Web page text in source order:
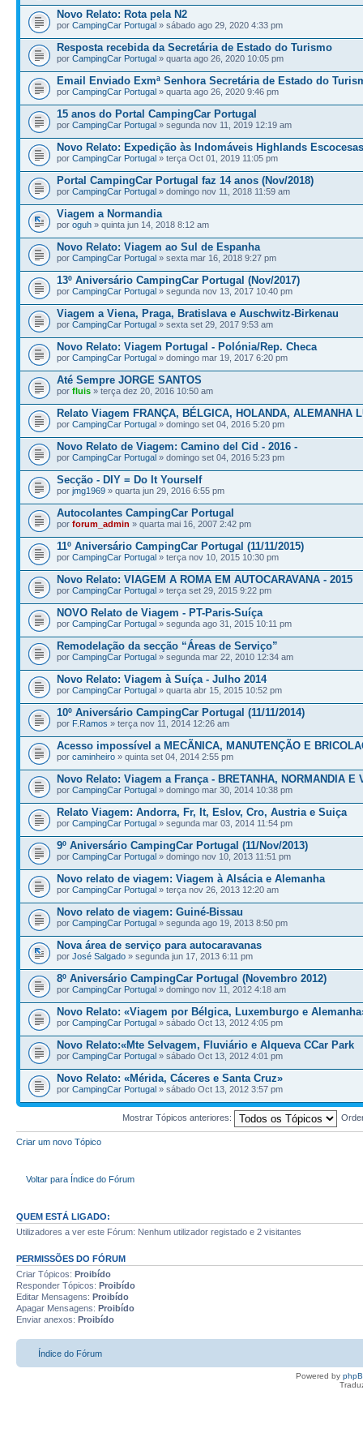
Novo Relato: Rota pela N2
por CampingCar Portugal » sábado ago 29, 2020 4:33 pm
Resposta recebida da Secretária de Estado do Turismo
por CampingCar Portugal » quarta ago 26, 2020 10:05 pm
Email Enviado Exmª Senhora Secretária de Estado do
por CampingCar Portugal » quarta ago 26, 2020 9:46 pm
15 anos do Portal CampingCar Portugal
por CampingCar Portugal » segunda nov 11, 2019 12:19 am
Novo Relato: Expedição às Indomáveis Highlands Escocesas
por CampingCar Portugal » terça Oct 01, 2019 11:05 pm
Portal CampingCar Portugal faz 14 anos (Nov/2018)
por CampingCar Portugal » domingo nov 11, 2018 11:59 am
Viagem a Normandia
por oguh » quinta jun 14, 2018 8:12 am
Novo Relato: Viagem ao Sul de Espanha
por CampingCar Portugal » sexta mar 16, 2018 9:27 pm
13º Aniversário CampingCar Portugal (Nov/2017)
por CampingCar Portugal » segunda nov 13, 2017 10:40 pm
Viagem a Viena, Praga, Bratislava e Auschwitz-Birkenau
por CampingCar Portugal » sexta set 29, 2017 9:53 am
Novo Relato: Viagem Portugal - Polónia/Rep. Checa
por CampingCar Portugal » domingo mar 19, 2017 6:20 pm
Até Sempre JORGE SANTOS
por fluis » terça dez 20, 2016 10:50 am
Relato Viagem FRANÇA, BÉLGICA, HOLANDA, ALEMANHA
por CampingCar Portugal » domingo set 04, 2016 5:20 pm
Novo Relato de Viagem: Camino del Cid - 2016 -
por CampingCar Portugal » domingo set 04, 2016 5:23 pm
Secção - DIY = Do It Yourself
por jmg1969 » quarta jun 29, 2016 6:55 pm
Autocolantes CampingCar Portugal
por forum_admin » quarta mai 16, 2007 2:42 pm
11º Aniversário CampingCar Portugal (11/11/2015)
por CampingCar Portugal » terça nov 10, 2015 10:30 pm
Novo Relato: VIAGEM A ROMA EM AUTOCARAVANA - 2015
por CampingCar Portugal » terça set 29, 2015 9:22 pm
NOVO Relato de Viagem - PT-Paris-Suíça
por CampingCar Portugal » segunda ago 31, 2015 10:11 pm
Remodelação da secção “Áreas de Serviço”
por CampingCar Portugal » segunda mar 22, 2010 12:34 am
Novo Relato: Viagem à Suíça - Julho 2014
por CampingCar Portugal » quarta abr 15, 2015 10:52 pm
10º Aniversário CampingCar Portugal (11/11/2014)
por F.Ramos » terça nov 11, 2014 12:26 am
Acesso impossível a MECÃNICA, MANUTENÇÃO E
por caminheiro » quinta set 04, 2014 2:55 pm
Novo Relato: Viagem a França - BRETANHA, NORMANDIA E
por CampingCar Portugal » domingo mar 30, 2014 10:38 pm
Relato Viagem: Andorra, Fr, It, Eslov, Cro, Austria e Suiça
por CampingCar Portugal » segunda mar 03, 2014 11:54 pm
9º Aniversário CampingCar Portugal (11/Nov/2013)
por CampingCar Portugal » domingo nov 10, 2013 11:51 pm
Novo relato de viagem: Viagem à Alsácia e Alemanha
por CampingCar Portugal » terça nov 26, 2013 12:20 am
Novo relato de viagem: Guiné-Bissau
por CampingCar Portugal » segunda ago 19, 2013 8:50 pm
Nova área de serviço para autocaravanas
por José Salgado » segunda jun 17, 2013 6:11 pm
8º Aniversário CampingCar Portugal (Novembro 2012)
por CampingCar Portugal » domingo nov 11, 2012 4:18 am
Novo Relato: «Viagem por Bélgica, Luxemburgo e
por CampingCar Portugal » sábado Oct 13, 2012 4:05 pm
Novo Relato:«Mte Selvagem, Fluviário e Alqueva CCar Park
por CampingCar Portugal » sábado Oct 13, 2012 4:01 pm
Novo Relato: «Mérida, Cáceres e Santa Cruz»
por CampingCar Portugal » sábado Oct 13, 2012 3:57 pm
Mostrar Tópicos anteriores:
Criar um novo Tópico
Voltar para Índice do Fórum
QUEM ESTÁ LIGADO:
Utilizadores a ver este Fórum: Nenhum utilizador registado e 2 visitantes
PERMISSÕES DO FÓRUM
Criar Tópicos: Proibído
Responder Tópicos: Proibído
Editar Mensagens: Proibído
Apagar Mensagens: Proibído
Enviar anexos: Proibído
Índice do Fórum
Powered by